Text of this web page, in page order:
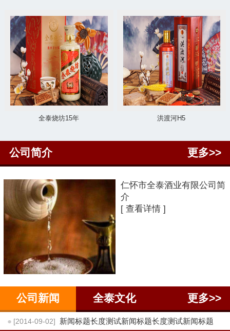
全泰烧坊15年 洪渡河H5
公司简介 更多>>
仁怀市全泰酒业有限公司简
介
[ 查看详情 ]
公司新闻 全泰文化 更多>>
● [2014-09-02] 新闻标题长度测试新闻标题长度测试新闻标题